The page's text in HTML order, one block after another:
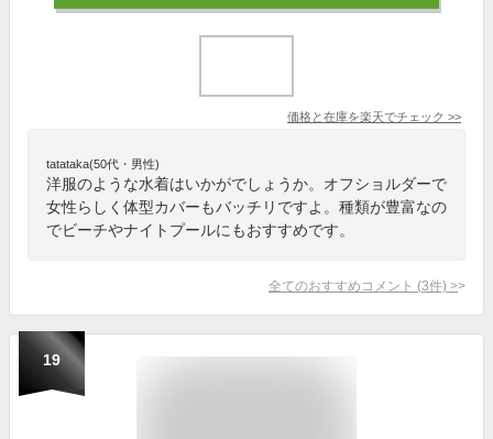
価格と在庫を楽天でチェック >>
tatataka(50代・男性)
洋服のような水着はいかがでしょうか。オフショルダーで
女性らしく体型カバーもバッチリですよ。種類が豊富なの
でビーチやナイトプールにもおすすめです。
全てのおすすめコメント (3件) >
19